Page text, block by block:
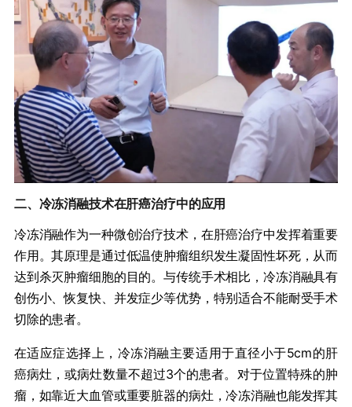
二、冷冻消融技术在肝癌治疗中的应用
冷冻消融作为一种微创治疗技术，在肝癌治疗中发挥着重要
作用。其原理是通过低温使肿瘤组织发生凝固性坏死，从而
达到杀灭肿瘤细胞的目的。与传统手术相比，冷冻消融具有
创伤小、恢复快、并发症少等优势，特别适合不能耐受手术
切除的患者。
在适应症选择上，冷冻消融主要适用于直径小于5cm的肝
癌病灶，或病灶数量不超过3个的患者。对于位置特殊的肿
瘤，如靠近大血管或重要脏器的病灶，冷冻消融也能发挥其